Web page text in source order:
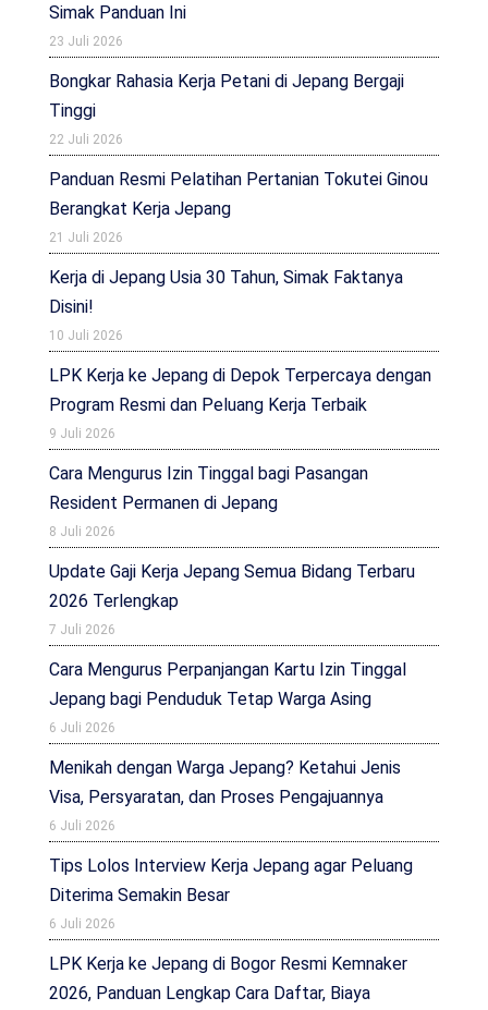
Simak Panduan Ini
23 Juli 2026
Bongkar Rahasia Kerja Petani di Jepang Bergaji
Tinggi
22 Juli 2026
Panduan Resmi Pelatihan Pertanian Tokutei Ginou
Berangkat Kerja Jepang
21 Juli 2026
Kerja di Jepang Usia 30 Tahun, Simak Faktanya
Disini!
10 Juli 2026
LPK Kerja ke Jepang di Depok Terpercaya dengan
Program Resmi dan Peluang Kerja Terbaik
9 Juli 2026
Cara Mengurus Izin Tinggal bagi Pasangan
Resident Permanen di Jepang
8 Juli 2026
Update Gaji Kerja Jepang Semua Bidang Terbaru
2026 Terlengkap
7 Juli 2026
Cara Mengurus Perpanjangan Kartu Izin Tinggal
Jepang bagi Penduduk Tetap Warga Asing
6 Juli 2026
Menikah dengan Warga Jepang? Ketahui Jenis
Visa, Persyaratan, dan Proses Pengajuannya
6 Juli 2026
Tips Lolos Interview Kerja Jepang agar Peluang
Diterima Semakin Besar
6 Juli 2026
LPK Kerja ke Jepang di Bogor Resmi Kemnaker
2026, Panduan Lengkap Cara Daftar, Biaya